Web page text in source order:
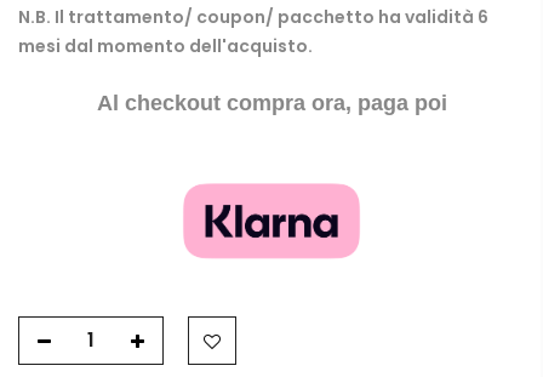
N.B. Il trattamento/ coupon/ pacchetto ha validità 6
mesi dal momento dell'acquisto.
Al checkout compra ora, paga poi